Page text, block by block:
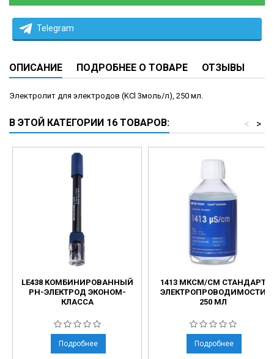
Telegram
ОПИСАНИЕ ПОДРОБНЕЕ О ТОВАРЕ ОТЗЫВЫ
Электролит для электродов (KCl 3моль/л), 250 мл.
В ЭТОЙ КАТЕГОРИИ 16 ТОВАРОВ: >
<
LE438 КОМБИНИРОВАННЫЙ
РН-ЭЛЕКТРОД ЭКОНОМ-
КЛАССА
Подробнее
1413 МКСМ/СМ СТАНДАРТ
ЭЛЕКТРОПРОВОДИМОСТИ
250 МЛ
Подробнее